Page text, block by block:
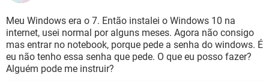
GUIA DE COMPRAS
INSTAGRAM GMAIL
GUIA DE COMPRAS
CELULAR
OUTLOOK EXCEL
INSTAGRAM GMAIL
GUIA DE COMPRAS
JOGOS WHATSAPP
CELULAR FACEBOOK
OUTLOOK EXCEL
INSTAGRAM
Meu Windows era o 7. Então instalei o Windows 10 na
internet, usei normal por alguns meses. Agora não consigo
mas entrar no notebook, porque pede a senha do windows. É
eu não tenho essa senha que pede. O que eu posso fazer?
Alguém pode me instruir?